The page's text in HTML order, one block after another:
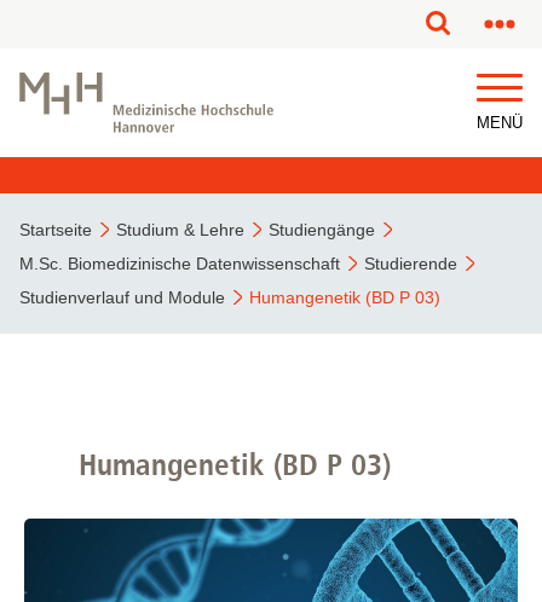
MENÜ
Startseite Studium & Lehre
Studiengänge
M.Sc. Biomedizinische Datenwissenschaft
Studierende
Studienverlauf und Module
Humangenetik (BD P 03)
Humangenetik (BD P 03)